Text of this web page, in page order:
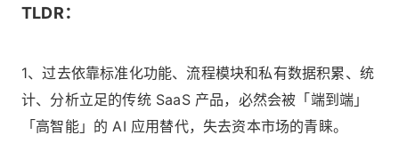
TLDR：
1、过去依靠标准化功能、流程模块和私有数据积累、统
计、分析立足的传统 SaaS 产品，必然会被「端到端」
「高智能」的 AI 应用替代，失去资本市场的青睐。